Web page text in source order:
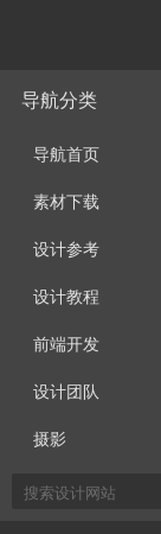
导航分类
导航首页
素材下载
设计参考
设计教程
前端开发
设计团队
摄影